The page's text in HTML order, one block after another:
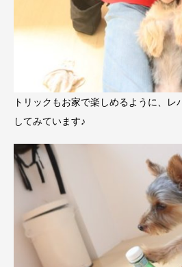
トリックもお家で楽しめるように、レ
してみています♪